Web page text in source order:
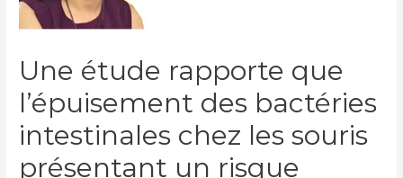
Une étude rapporte que
l’épuisement des bactéries
intestinales chez les souris
présentant un risque